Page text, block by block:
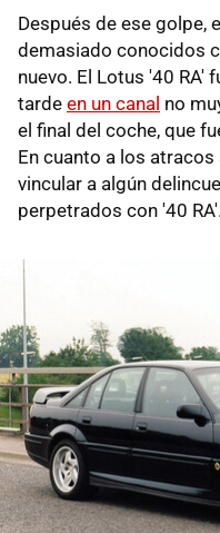
Después de ese golpe,
demasiado conocidos
nuevo. El Lotus '40 RA'
tarde en un canal no
el final del coche, que
En cuanto a los
vincular a algún
perpetrados con '40 RA'.